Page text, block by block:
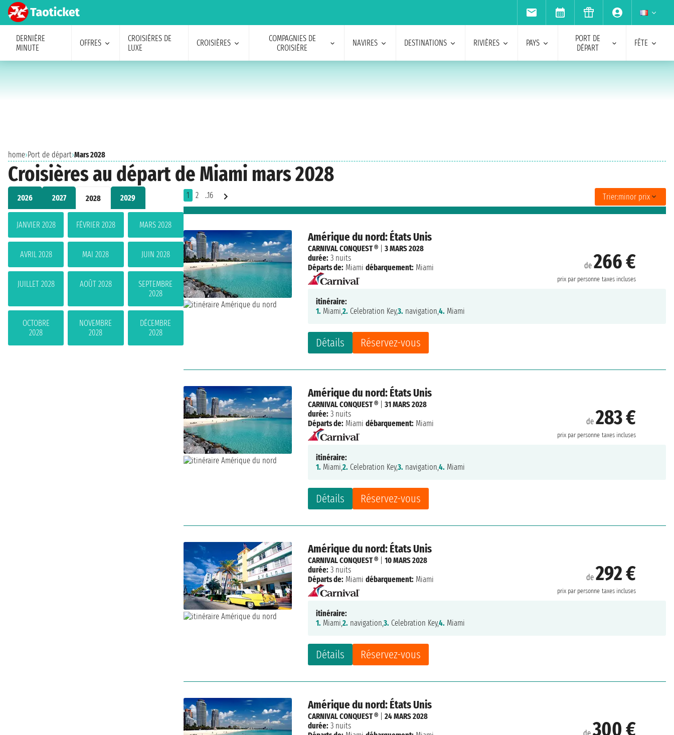
DERNIÈRE
MINUTE
OFFRES
CROISIÈRES DE
LUXE
CROISIÈRES
COMPAGNIES DE
CROISIÈRE
NAVIRES DESTINATIONS RIVIÈRES PAYS
PORT DE
DÉPART
FÊTE
home›Port de départ›Mars 2028
Croisières au départ de Miami mars 2028
2026 2027 2028 2029
JANVIER 2028 FÉVRIER 2028 MARS 2028
AVRIL 2028 MAI 2028 JUIN 2028
JUILLET 2028 AOÛT 2028
SEPTEMBRE
2028
OCTOBRE
2028
NOVEMBRE
2028
DÉCEMBRE
2028
1 2 ..16 Trier:minor prix
Amérique du nord: États Unis
de266 €
prix par personne taxes incluses
Détails Réservez-vous
CARNIVAL CONQUEST ® |3 MARS 2028
durée: 3 nuits
Départs de: Miami débarquement: Miami
itinéraire:
1. Miami,2. Celebration Key,3. navigation,4. Miami
Amérique du nord: États Unis
de283 €
prix par personne taxes incluses
Détails Réservez-vous
CARNIVAL CONQUEST ® |31 MARS 2028
durée: 3 nuits
Départs de: Miami débarquement: Miami
itinéraire:
1. Miami,2. Celebration Key,3. navigation,4. Miami
Amérique du nord: États Unis
de292 €
prix par personne taxes incluses
Détails Réservez-vous
CARNIVAL CONQUEST ® |10 MARS 2028
durée: 3 nuits
Départs de: Miami débarquement: Miami
itinéraire:
1. Miami,2. navigation,3. Celebration Key,4. Miami
Amérique du nord: États Unis
de300 €
CARNIVAL CONQUEST ® |24 MARS 2028
durée: 3 nuits